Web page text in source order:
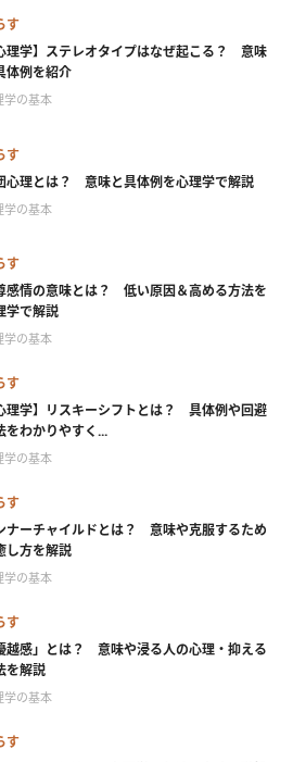
す
理学】ステレオタイプはなぜ起こる？ 意味
体例を紹介
学の基本
す
心理とは？ 意味と具体例を心理学で解説
学の基本
す
感情の意味とは？ 低い原因＆高める方法を
学で解説
学の基本
す
理学】リスキーシフトとは？ 具体例や回避
をわかりやすく...
学の基本
す
ナーチャイルドとは？ 意味や克服するため
し方を解説
学の基本
す
越感」とは？ 意味や浸る人の心理・抑える
を解説
学の基本
す